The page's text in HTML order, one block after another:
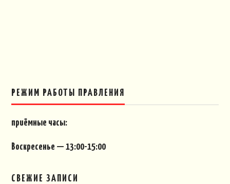
РЕЖИМ РАБОТЫ ПРАВЛЕНИЯ
приёмные часы:
Воскресенье — 13:00-15:00
СВЕЖИЕ ЗАПИСИ